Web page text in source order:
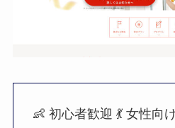
👶 初心者歓迎 💃 女性向